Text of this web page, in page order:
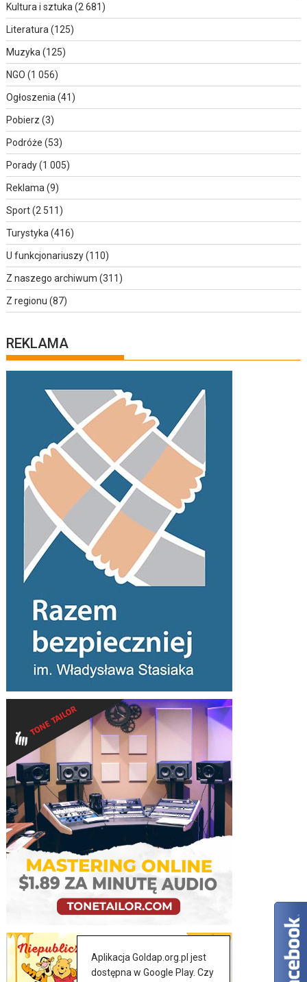
Kultura i sztuka (2 681)
Literatura (125)
Muzyka (125)
NGO (1 056)
Ogłoszenia (41)
Pobierz (3)
Podróże (53)
Porady(1 005)
Reklama (9)
Sport(2 511)
Turystyka (416)
U funkcjonariuszy(110)
Z naszego archiwum (311)
Z regionu (87)
REKLAMA
Aplikacja Goldap.org.pl jest
dostępna w Google Play. Czy